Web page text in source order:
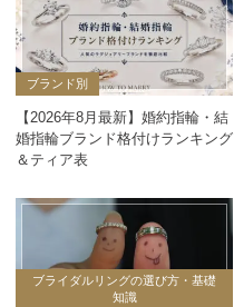
ブランド別
【2026年8月最新】婚約指輪・結
婚指輪ブランド格付けランキング
＆ティア表
ブライダルリングの選び方・基礎
知識